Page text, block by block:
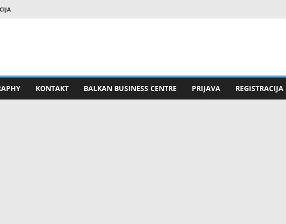
KONTAKT BALKAN BUSINESS CENTRE PRIJAVA REGISTRACIJA